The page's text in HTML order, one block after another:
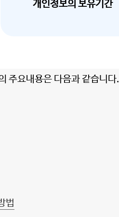
개인정보의 보유기간
주요내용은 다음과 같습니다.
법